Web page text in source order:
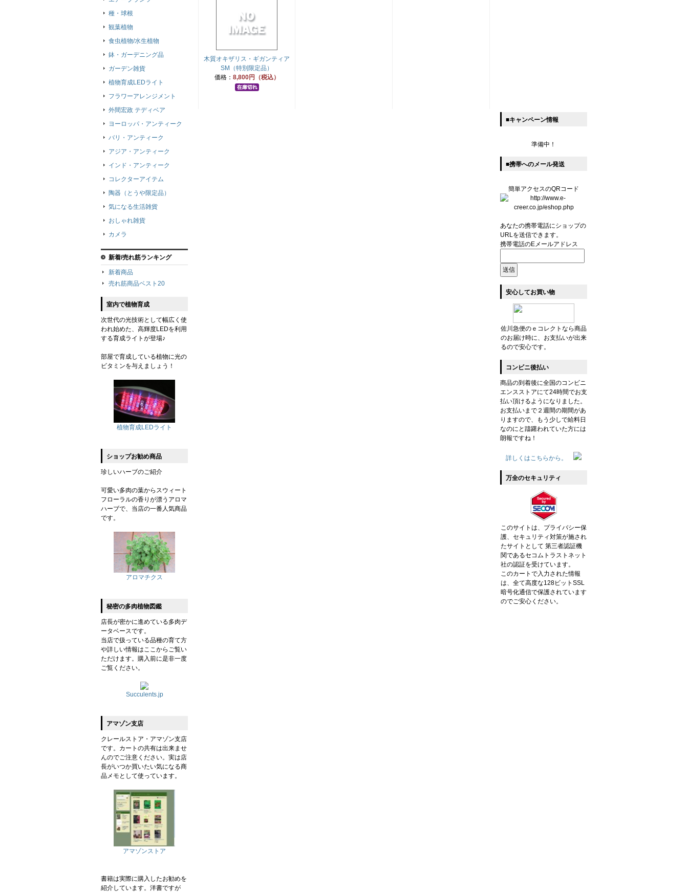
木質オキザリス・ギガンティア
SM（特別限定品）
価格： 8,800円（税込）
種・球根
観葉植物
食虫植物/水生植物
鉢・ガーデニング品
ガーデン雑貨
植物育成LEDライト
フラワーアレンジメント
外間宏政 テディベア
ヨーロッパ・アンティーク
バリ・アンティーク
アジア・アンティーク
インド・アンティーク
コレクターアイテム
陶器（とうや限定品）
気になる生活雑貨
おしゃれ雑貨
カメラ
新着/売れ筋ランキング
新着商品
売れ筋商品ベスト20
室内で植物育成
次世代の光技術として幅広く使
われ始めた、高輝度LEDを利用
する育成ライトが登場♪
部屋で育成している植物に光の
ビタミンを与えましょう！
植物育成LEDライト
ショップお勧め商品
珍しいハーブのご紹介
可愛い多肉の葉からスウィート
フローラルの香りが漂うアロマ
ハーブで、当店の一番人気商品
です。
アロマチクス
秘密の多肉植物図鑑
店長が密かに進めている多肉デ
ータベースです。
当店で扱っている品種の育て方
や詳しい情報はここからご覧い
ただけます。購入前に是非一度
ご覧ください。
Succulents.jp
アマゾン支店
クレールストア・アマゾン支店
です。カートの共有は出来ませ
んのでご注意ください。実は店
長がいつか買いたい気になる商
品メモとして使っています。
アマゾンストア
書籍は実際に購入したお勧めを
紹介しています。洋書ですが
■キャンペーン情報
準備中！
■携帯へのメール発送
簡単アクセスのQRコード
あなたの携帯電話にショップの
URLを送信できます。
携帯電話のEメールアドレス
安心してお買い物
佐川急便のｅコレクトなら商品
のお届け時に、お支払いが出来
るので安心です。
コンビニ後払い
商品の到着後に全国のコンビニ
エンスストアにて24時間でお支
払い頂けるようになりました。
お支払いまで２週間の期間があ
りますので、もう少しで給料日
なのにと躊躇われていた方には
朗報ですね！
詳しくはこちらから。
万全のセキュリティ
このサイトは、プライバシー保
護、セキュリティ対策が施され
たサイトとして 第三者認証機
関であるセコムトラストネット
社の認証を受けています。
このカートで入力された情報
は、全て高度な128ビットSSL
暗号化通信で保護されています
のでご安心ください。